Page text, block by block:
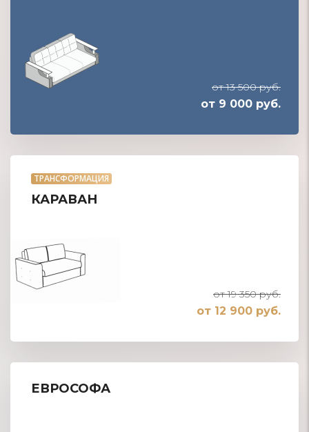
от 13 500 руб.
от 9 000 руб.
ТРАНСФОРМАЦИЯ
КАРАВАН
от 19 350 руб.
от 12 900 руб.
ЕВРОСОФА